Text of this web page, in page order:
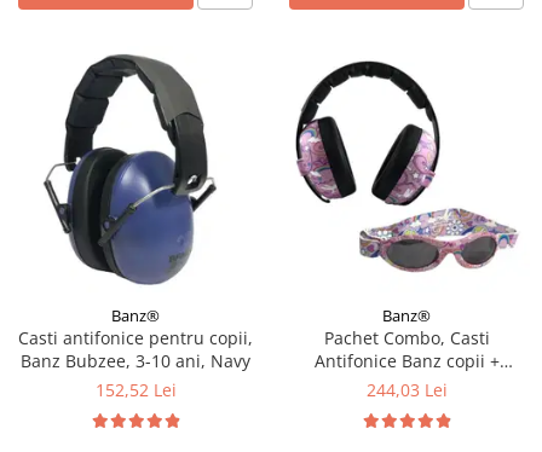
Banz®
Casti antifonice pentru copii,
Banz Bubzee, 3-10 ani, Navy
152,52 Lei
Banz®
Pachet Combo, Casti
Antifonice Banz copii +
Ochelari de Soare Protectie
modele
244,03 Lei